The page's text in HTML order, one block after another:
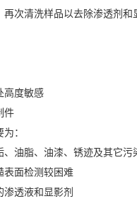
次清洗样品以去除渗透剂和
高度敏感
件
：
油脂、油漆、锈迹及其它污
表面检测较困难
透液和显影剂